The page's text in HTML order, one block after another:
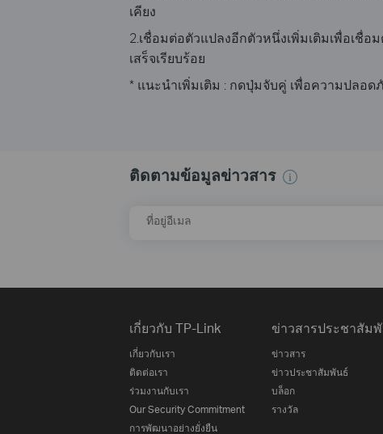
เคียง
2.เชื่อมต่อตัวแปลงอีกตัวหนึ่งเพิ่มเติมเพื่อเชื่
เสร็จเรียบร้อย
* แนะนำเพิ่มเติม : กดปุ่มจับคู่ เพื่อความปลอ
ติดตามข้อมูลข่าวสาร
ที่อยู่อีเมล
เกี่ยวกับ TP-Link
เกี่ยวกับเรา
ติดต่อเรา
ร่วมงานกับเรา
Our Security Commitment
การพัฒนาอย่างยั่งยืน
ข่าวสารประชาสัม
ข่าวสาร
ข่าวประชาสัมพันธ์
บล็อก
รางวัล